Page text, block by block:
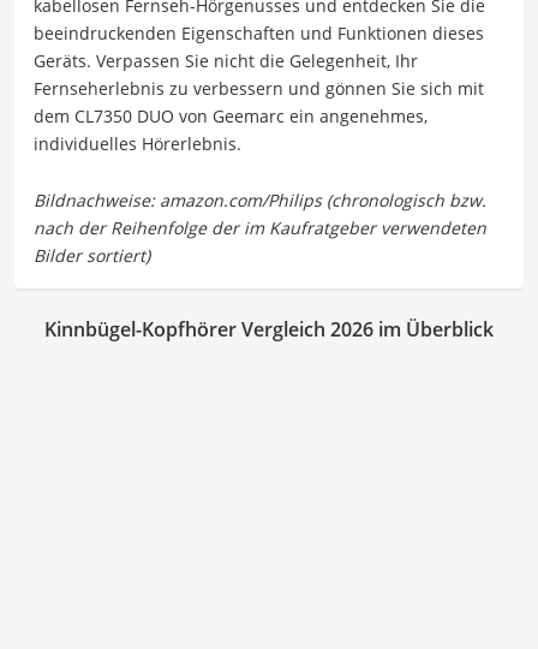
kabellosen Fernseh-Hörgenusses und entdecken Sie die
beeindruckenden Eigenschaften und Funktionen dieses
Geräts. Verpassen Sie nicht die Gelegenheit, Ihr
Fernseherlebnis zu verbessern und gönnen Sie sich mit
dem CL7350 DUO von Geemarc ein angenehmes,
individuelles Hörerlebnis.
Kinnbügel-Kopfhörer Vergleich 2026 im Überblick